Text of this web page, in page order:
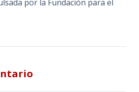
por la Fundación para el